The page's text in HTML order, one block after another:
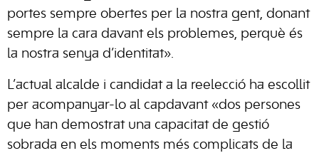
portes sempre obertes per la nostra gent, donant
sempre la cara davant els problemes, perquè és
la nostra senya d’identitat».
L’actual alcalde i candidat a la reelecció ha escollit
per acompanyar-lo al capdavant «dos persones
que han demostrat una capacitat de gestió
sobrada en els moments més complicats de la